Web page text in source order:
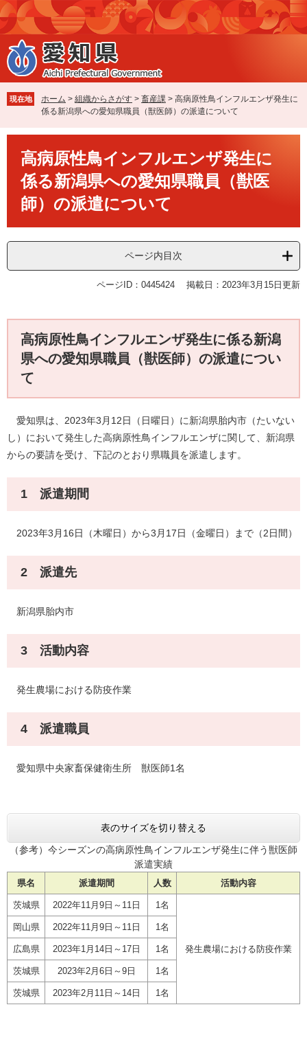
ペ
ー
ジ
の
先
で
す
メ
ニ
ュ
ー
を
ば
し
本
現在地 ホーム > 組織からさがす > 畜産課 > 高病原性鳥インフルエンザ発生に
係る新潟県への愛知県職員（獣医師）の派遣について
高病原性鳥インフルエンザ発生に
係る新潟県への愛知県職員（獣医
師）の派遣について
ページ内目次
ページID：0445424 掲載日：2023年3月15日更新
高病原性鳥インフルエンザ発生に係る新潟
県への愛知県職員（獣医師）の派遣につい
て
愛知県は、2023年3月12日（日曜日）に新潟県胎内市（たいない
し）において発生した高病原性鳥インフルエンザに関して、新潟県
からの要請を受け、下記のとおり県職員を派遣します。
1 派遣期間
2023年3月16日（木曜日）から3月17日（金曜日）まで（2日間）
2 派遣先
新潟県胎内市
3 活動内容
発生農場における防疫作業
4 派遣職員
愛知県中央家畜保健衛生所 獣医師1名
表のサイズを切り替える
（参考）今シーズンの高病原性鳥インフルエンザ発生に伴う獣医師
派遣実績
県名 派遣期間 人数 活動内容
茨城県 2022年11月9日～11日 1名
発生農場における防疫作業
岡山県 2022年11月9日～11日 1名
広島県 2023年1月14日～17日 1名
茨城県 2023年2月6日～9日 1名
茨城県 2023年2月11日～14日 1名